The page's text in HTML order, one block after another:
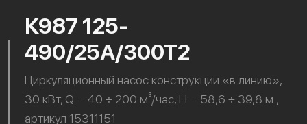
К987 125-
490/25А/300Т2
Циркуляционный насос конструкции «в линию»,
30 кВт, Q = 40 ÷ 200 м³/час, H = 58,6 ÷ 39,8 м.,
артикул 15311151